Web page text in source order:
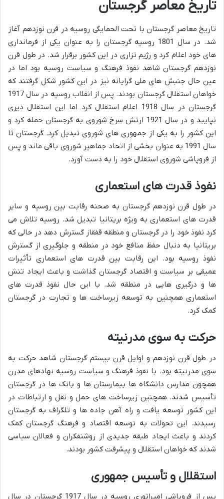
تاریخ معاصر گرجستان
تاریخ معاصر گرجستان با تحت الحمایگی روسیه در قرن نوزدهم آغاز
شد. در سال 1801 روسیه گرجستان را به عنوان یکی از فرمانداری
های خود اعلام کرد و رژیم تزاری در این کشور برقرار شد. در طول قرن
نوزدهم گرجستان شاهد نفوذ فرهنگ و سیاست روسیه بود اما در
عین حال جنبش های ملی گرایانه نیز در این کشور شکل گرفتند که
خواهان استقلال گرجستان بودند. پس از انقلاب روسیه در سال 1917
گرجستان در سال 1918 اعلام استقلال کرد اما این استقلال دیری
نپایید و در سال 1921 ارتش سرخ شوروی به گرجستان حمله کرد و
این کشور را به یکی از جمهوری های شوروی تبدیل کرد. گرجستان تا
سال 1991 به عنوان بخشی از اتحاد جماهیر شوروی باقی ماند و پس
از فروپاشی شوروی استقلال خود را به دست آورد.
نفوذ قدرت های استعماری
در طول قرن نوزدهم گرجستان به صحنه رقابت بین روسیه و سایر
قدرت های استعماری به ویژه بریتانیا تبدیل شد. روسیه تلاش می
کرد نفوذ خود را در گرجستان و منطقه قفقاز گسترش دهد در حالی که
بریتانیا به دنبال حفظ منافع خود در منطقه و جلوگیری از گسترش
نفوذ روسیه بود. این رقابت بین قدرت های استعماری تأثیرات
عمیقی بر سیاست و اقتصاد گرجستان گذاشت و باعث ایجاد تنش
ها و درگیری هایی در منطقه شد. با این حال نفوذ قدرت های
استعماری همچنین به توسعه زیرساخت ها و تجارت در گرجستان
کمک کرد.
حرکت به سوی مدرنیته
در طول قرن نوزدهم و اوایل قرن بیستم گرجستان شاهد حرکت به
سوی مدرنیته بود. با نفوذ فرهنگ و سیاست روسیه نهادهای مدرن
همچون مدارس دانشگاه ها بیمارستان ها و بانک ها در گرجستان
تأسیس شدند. همچنین زیرساخت های حمل و نقل و ارتباطات در
این کشور توسعه یافت و راه آهن جاده ها و تلگراف به گرجستان
رسیدند. این تحولات به توسعه اقتصاد و فرهنگ گرجستان کمک
کردند و باعث ایجاد طبقه جدیدی از روشنفکران و فعالان سیاسی
شدند که خواهان استقلال و پیشرفت کشور بودند.
استقلال و تأسیس جمهوری
پس از فروپاشی امپراتوری روسیه در سال 1917 گرجستان در سال